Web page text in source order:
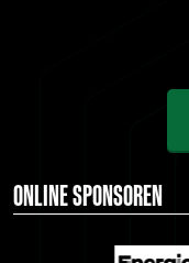
ONLINE SPONSOREN